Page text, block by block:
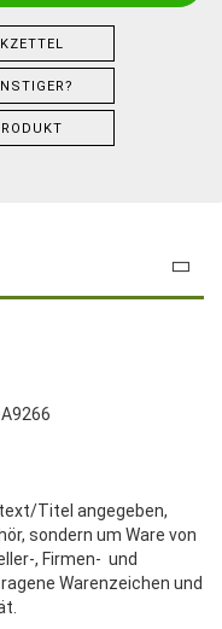
Titel angegeben,
sondern um Ware von
, Firmen- und
Warenzeichen und